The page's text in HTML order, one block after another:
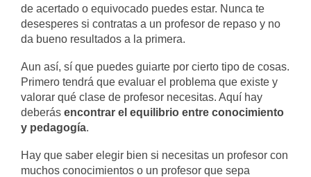
de acertado o equivocado puedes estar. Nunca te
desesperes si contratas a un profesor de repaso y no
da bueno resultados a la primera.
Aun así, sí que puedes guiarte por cierto tipo de cosas.
Primero tendrá que evaluar el problema que existe y
valorar qué clase de profesor necesitas. Aquí hay
deberás encontrar el equilibrio entre conocimiento
y pedagogía.
Hay que saber elegir bien si necesitas un profesor con
muchos conocimientos o un profesor que sepa